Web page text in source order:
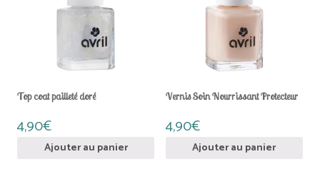
Top coat pailleté doré
4,90€
Ajouter au panier
Vernis Soin Nourrissant Protecteur
4,90€
Ajouter au panier